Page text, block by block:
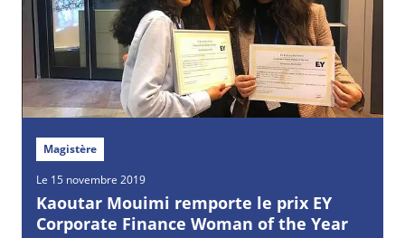
Magistère
Le 15 novembre 2019
Kaoutar Mouimi remporte le prix EY
Corporate Finance Woman of the Year